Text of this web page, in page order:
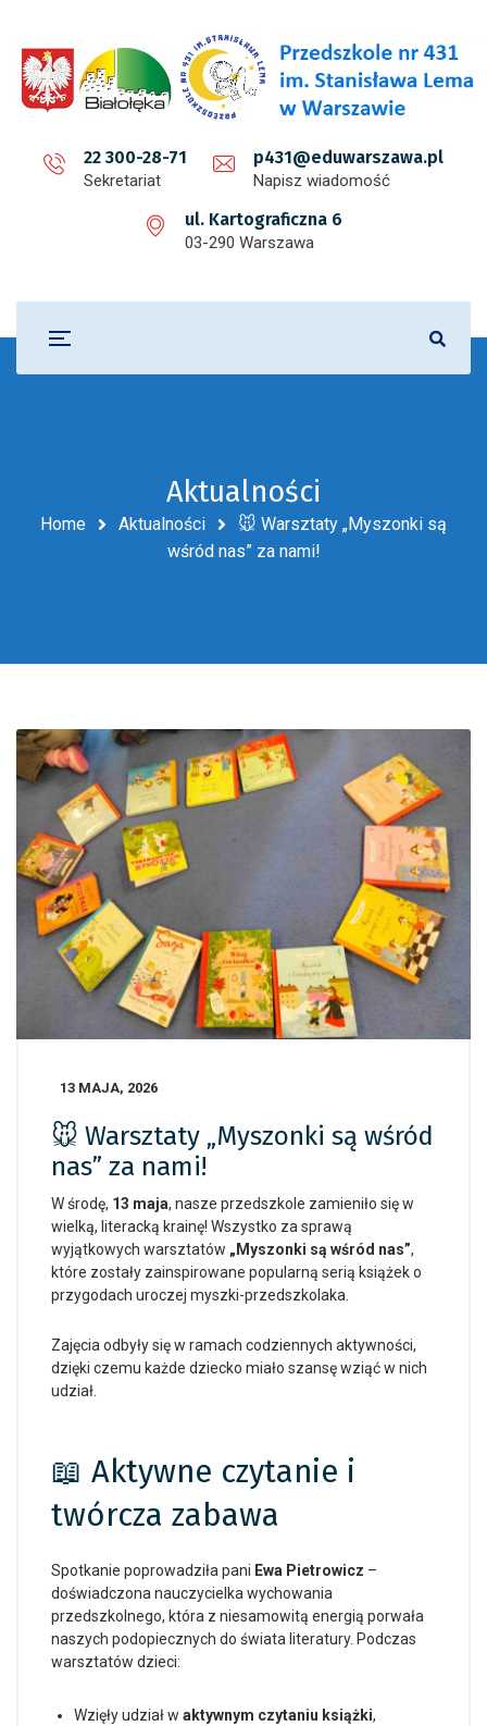
22 300-28-71
Sekretariat
p431@eduwarszawa.pl
Napisz wiadomość
ul. Kartograficzna 6
03-290 Warszawa
Aktualności
Home Aktualności
🐭 Warsztaty „Myszonki są
wśród nas” za nami!
13 MAJA, 2026
🐭 Warsztaty „Myszonki są wśród
nas” za nami!
W środę, 13 maja, nasze przedszkole zamieniło się w
wielką, literacką krainę! Wszystko za sprawą
wyjątkowych warsztatów „Myszonki są wśród nas”,
które zostały zainspirowane popularną serią książek o
przygodach uroczej myszki-przedszkolaka.
Zajęcia odbyły się w ramach codziennych aktywności,
dzięki czemu każde dziecko miało szansę wziąć w nich
udział.
📖 Aktywne czytanie i
twórcza zabawa
Spotkanie poprowadziła pani Ewa Pietrowicz –
doświadczona nauczycielka wychowania
przedszkolnego, która z niesamowitą energią porwała
naszych podopiecznych do świata literatury. Podczas
warsztatów dzieci:
Wzięły udział w aktywnym czytaniu książki,